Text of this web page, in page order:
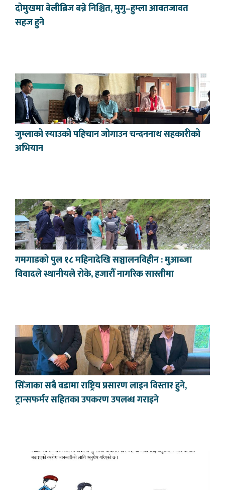
दोमुखमा बेलीब्रिज बन्ने निश्चित, मुगु–हुम्ला आवतजावत
सहज हुने
जुम्लाको स्याउको पहिचान जोगाउन चन्दननाथ सहकारीको
अभियान
गमगाडको पुल १८ महिनादेखि सञ्चालनविहीन : मुआब्जा
विवादले स्थानीयले रोके, हजारौँ नागरिक सास्तीमा
सिँजाका सबै वडामा राष्ट्रिय प्रसारण लाइन विस्तार हुने,
ट्रान्सफर्मर सहितका उपकरण उपलब्ध गराइने